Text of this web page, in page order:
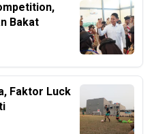
Bakat
Faktor Luck